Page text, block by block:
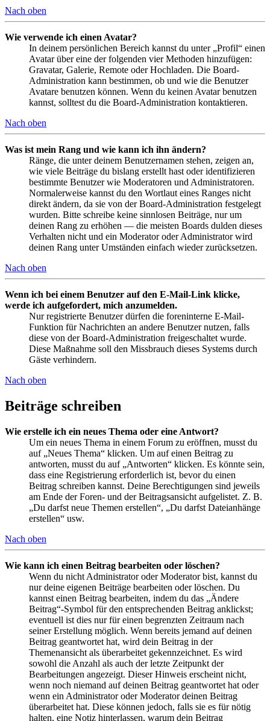
Nach oben
Wie verwende ich einen Avatar?
In deinem persönlichen Bereich kannst du unter „Profil“ einen
Avatar über eine der folgenden vier Methoden hinzufügen:
Gravatar, Galerie, Remote oder Hochladen. Die Board-
Administration kann bestimmen, ob und wie die Benutzer
Avatare benutzen können. Wenn du keinen Avatar benutzen
kannst, solltest du die Board-Administration kontaktieren.
Nach oben
Was ist mein Rang und wie kann ich ihn ändern?
Ränge, die unter deinem Benutzernamen stehen, zeigen an,
wie viele Beiträge du bislang erstellt hast oder identifizieren
bestimmte Benutzer wie Moderatoren und Administratoren.
Normalerweise kannst du den Wortlaut eines Ranges nicht
direkt ändern, da sie von der Board-Administration festgelegt
wurden. Bitte schreibe keine sinnlosen Beiträge, nur um
deinen Rang zu erhöhen — die meisten Boards dulden dieses
Verhalten nicht und ein Moderator oder Administrator wird
deinen Rang unter Umständen einfach wieder zurücksetzen.
Nach oben
Wenn ich bei einem Benutzer auf den E-Mail-Link klicke,
werde ich aufgefordert, mich anzumelden.
Nur registrierte Benutzer dürfen die foreninterne E-Mail-
Funktion für Nachrichten an andere Benutzer nutzen, falls
diese von der Board-Administration freigeschaltet wurde.
Diese Maßnahme soll den Missbrauch dieses Systems durch
Gäste verhindern.
Nach oben
Beiträge schreiben
Wie erstelle ich ein neues Thema oder eine Antwort?
Um ein neues Thema in einem Forum zu eröffnen, musst du
auf „Neues Thema“ klicken. Um auf einen Beitrag zu
antworten, musst du auf „Antworten“ klicken. Es könnte sein,
dass eine Registrierung erforderlich ist, bevor du einen
Beitrag schreiben kannst. Deine Berechtigungen sind jeweils
am Ende der Foren- und der Beitragsansicht aufgelistet. Z. B.
„Du darfst neue Themen erstellen“, „Du darfst Dateianhänge
erstellen“ usw.
Nach oben
Wie kann ich einen Beitrag bearbeiten oder löschen?
Wenn du nicht Administrator oder Moderator bist, kannst du
nur deine eigenen Beiträge bearbeiten oder löschen. Du
kannst einen Beitrag bearbeiten, indem du das „Ändere
Beitrag“-Symbol für den entsprechenden Beitrag anklickst;
eventuell ist dies nur für einen begrenzten Zeitraum nach
seiner Erstellung möglich. Wenn bereits jemand auf deinen
Beitrag geantwortet hat, wird dein Beitrag in der
Themenansicht als überarbeitet gekennzeichnet. Es wird
sowohl die Anzahl als auch der letzte Zeitpunkt der
Bearbeitungen angezeigt. Dieser Hinweis erscheint nicht,
wenn noch niemand auf deinen Beitrag geantwortet hat oder
wenn ein Administrator oder Moderator deinen Beitrag
überarbeitet hat. Diese können jedoch, falls sie es für nötig
halten, eine Notiz hinterlassen, warum dein Beitrag